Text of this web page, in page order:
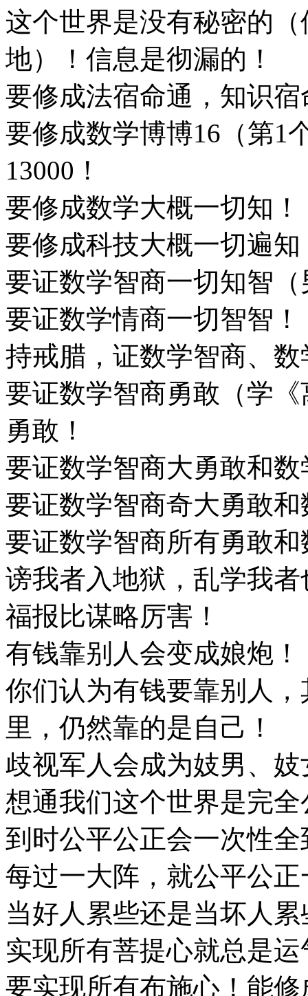
这个世界是没有秘密的
地）！信息是彻漏的！
要修成法宿命通，知识宿
要修成数学博博16（第1
13000！
要修成数学大概一切知！
要修成科技大概一切遍知
要证数学智商一切知智
要证数学情商一切智智！
持戒腊，证数学智商、
要证数学智商勇敢（学
勇敢！
要证数学智商大勇敢和
要证数学智商奇大勇敢
要证数学智商所有勇敢
谤我者入地狱，乱学我
福报比谋略厉害！
有钱靠别人会变成娘炮！
你们认为有钱要靠别人
里，仍然靠的是自己！
歧视军人会成为妓男、妓
想通我们这个世界是完
到时公平公正会一次性全
每过一大阵，就公平公正
当好人累些还是当坏人
实现所有菩提心就总是运
要实现所有布施心！能